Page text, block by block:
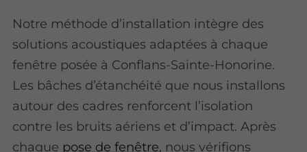
Notre méthode d’installation intègre des
solutions acoustiques adaptées à chaque
fenêtre posée à Conflans-Sainte-Honorine.
Les bâches d’étanchéité que nous installons
autour des cadres renforcent l’isolation
contre les bruits aériens et d’impact. Après
chaque pose de fenêtre, nous vérifions